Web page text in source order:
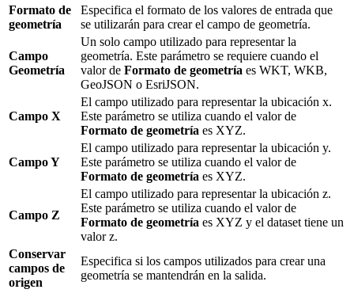
Formato de
geometría
Especifica el formato de los valores de entrada que
se utilizarán para crear el campo de geometría.
Campo
Geometría
Un solo campo utilizado para representar la
geometría. Este parámetro se requiere cuando el
valor de Formato de geometría es WKT, WKB,
GeoJSON o EsriJSON.
Campo X
El campo utilizado para representar la ubicación x.
Este parámetro se utiliza cuando el valor de
Formato de geometría es XYZ.
Campo Y
El campo utilizado para representar la ubicación y.
Este parámetro se utiliza cuando el valor de
Formato de geometría es XYZ.
Campo Z
El campo utilizado para representar la ubicación z.
Este parámetro se utiliza cuando el valor de
Formato de geometría es XYZ y el dataset tiene un
valor z.
Conservar
campos de
origen
Especifica si los campos utilizados para crear una
geometría se mantendrán en la salida.